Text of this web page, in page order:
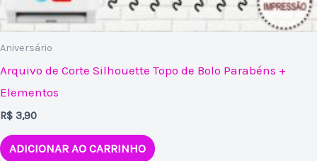
Aniversário
Arquivo de Corte Silhouette Topo de Bolo Parabéns +
Elementos
R$ 3,90
ADICIONAR AO CARRINHO